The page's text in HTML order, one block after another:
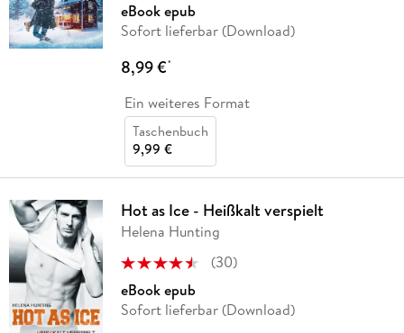
eBook epub
Sofort lieferbar (Download)
8,99 €*
Ein weiteres Format
Taschenbuch
9,99 €
Hot as Ice - Heißkalt verspielt
Helena Hunting
(30)
eBook epub
Sofort lieferbar (Download)